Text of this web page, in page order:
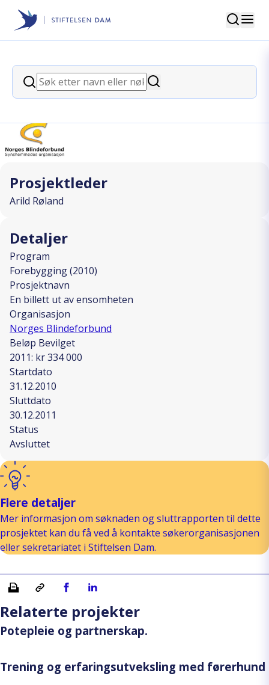
Stiftelsen Dam
Søk
Søk
Søk
back
En billett ut av ensomheten
Prosjektleder
Arild Røland
Detaljer
Program
Forebygging (2010)
Prosjektnavn
En billett ut av ensomheten
Organisasjon
Norges Blindeforbund
Beløp Bevilget
2011: kr 334 000
Startdato
31.12.2010
Sluttdato
30.12.2011
Status
Avsluttet
Flere detaljer
Mer informasjon om søknaden og sluttrapporten til dette
prosjektet kan du få ved å kontakte søkerorganisasjonen
eller sekretariatet i Stiftelsen Dam.
Skriv ut Kopiera länkDel på Facebook
Del på Linkedin
Relaterte projekter
Potepleie og partnerskap.
Trening og erfaringsutveksling med førerhund